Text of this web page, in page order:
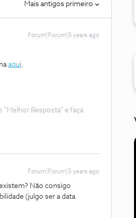
Mais antigos primeiro
Forum|Forum|5 years ago
aqui.
Resposta" e faça
Forum|Forum|5 years ago
Não consigo
(julgo ser a data